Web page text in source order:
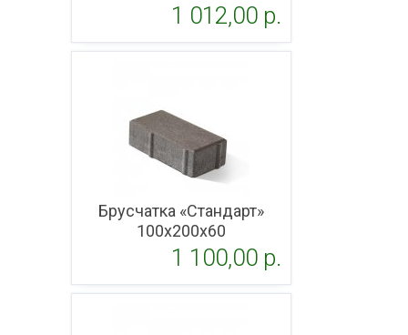
Подробнее
1 012,00 p.
Подробнее
Брусчатка «Стандарт»
100x200х60
1 100,00 p.